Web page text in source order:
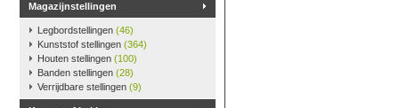
Magazijnstellingen
Legbordstellingen (46)
Kunststof stellingen (364)
Houten stellingen (100)
Banden stellingen (28)
Verrijdbare stellingen (9)